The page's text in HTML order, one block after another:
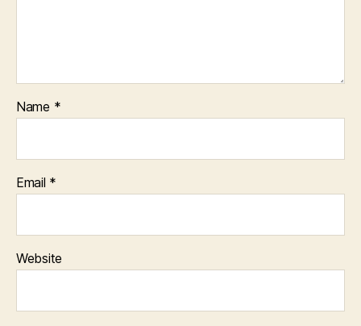
Name *
Email *
Website